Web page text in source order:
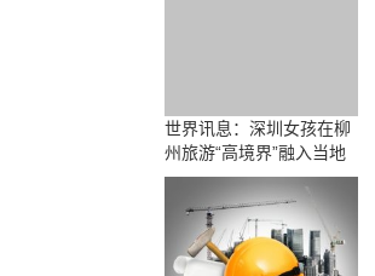
世界讯息：深圳女孩在柳
州旅游“高境界”融入当地
网友直呼“社牛”